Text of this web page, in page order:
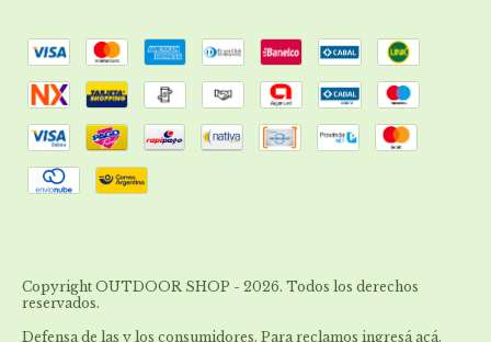
Copyright OUTDOOR SHOP - 2026. Todos los derechos
reservados.
Defensa de las y los consumidores. Para reclamos ingresá acá.